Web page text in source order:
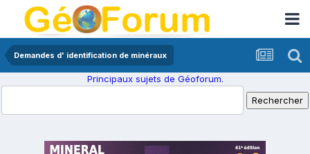
Demandes d' identification de minéraux
Principaux sujets de Géoforum.